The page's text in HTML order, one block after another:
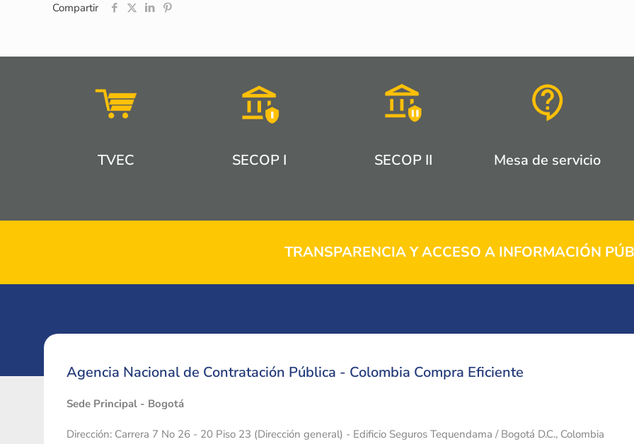
Compartir
TVEC SECOP I SECOP II Mesa de servicio
TRANSPARENCIA Y ACCESO A INFORMACIÓN
Agencia Nacional de Contratación Pública - Colombia Compra Eficiente
Sede Principal - Bogotá
Dirección: Carrera 7 No 26 - 20 Piso 23 (Dirección general) - Edificio Seguros Tequendama / Bogotá D.C., Colombia